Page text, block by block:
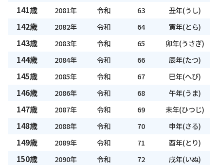
141歳 2081年 令和 63 丑年(うし)
142歳 2082年 令和 64 寅年(とら)
143歳 2083年 令和 65 卯年(うさぎ)
144歳 2084年 令和 66 辰年(たつ)
145歳 2085年 令和 67 巳年(へび)
146歳 2086年 令和 68 午年(うま)
147歳 2087年 令和 69 未年(ひつじ)
148歳 2088年 令和 70 申年(さる)
149歳 2089年 令和 71 酉年(とり)
150歳 2090年 令和 72 戌年(いぬ)